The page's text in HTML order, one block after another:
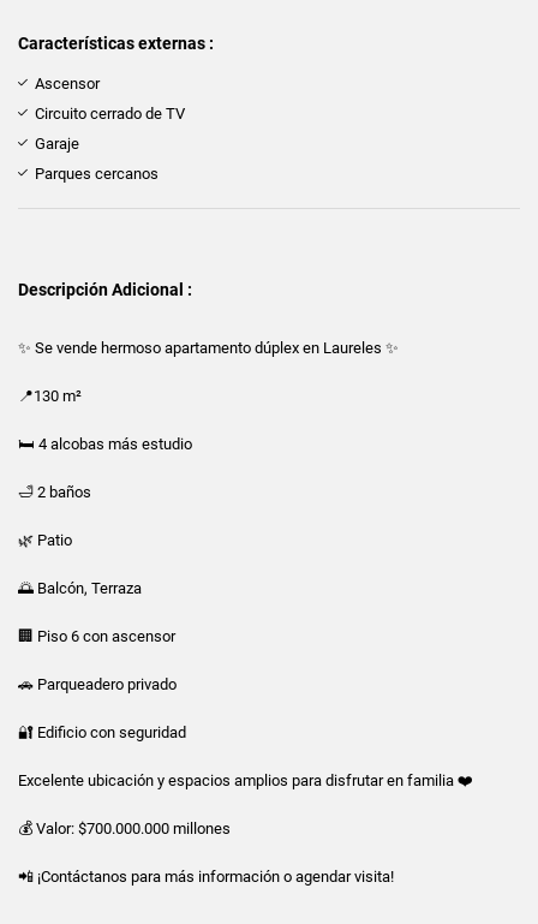
Características externas :
Ascensor
Circuito cerrado de TV
Garaje
Parques cercanos
Descripción Adicional :
✨ Se vende hermoso apartamento dúplex en Laureles ✨
📍130 m²
🛏️ 4 alcobas más estudio
🛁 2 baños
🌿 Patio
🌅 Balcón, Terraza
🏢 Piso 6 con ascensor
🚗 Parqueadero privado
🔐 Edificio con seguridad
Excelente ubicación y espacios amplios para disfrutar en familia ❤️
💰 Valor: $700.000.000 millones
📲 ¡Contáctanos para más información o agendar visita!